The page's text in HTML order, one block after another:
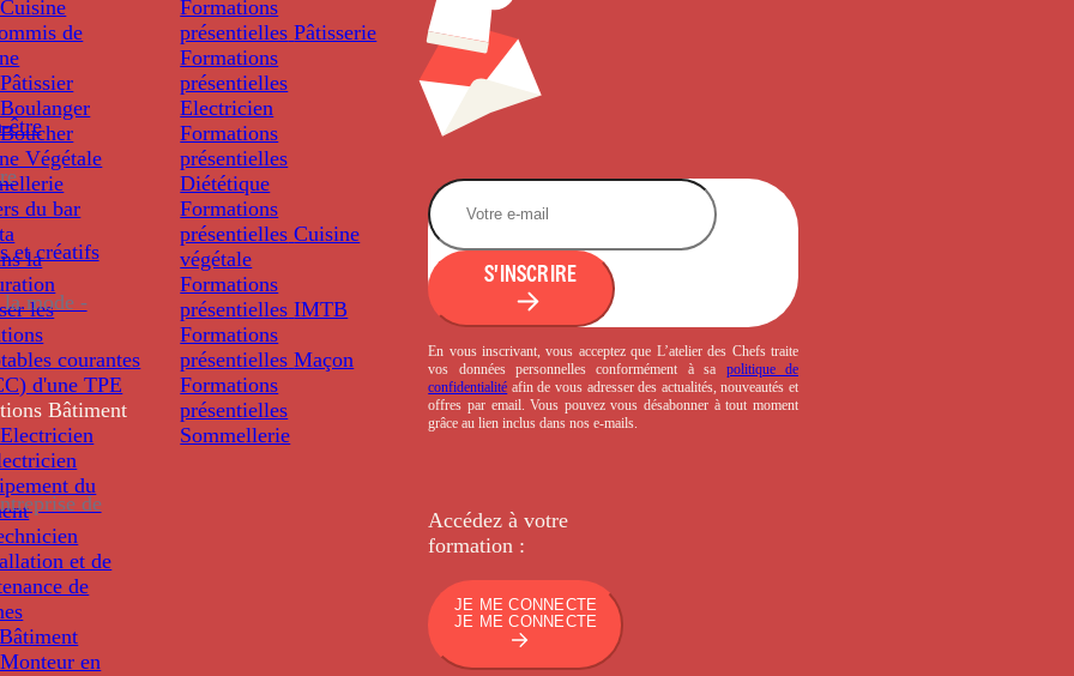
être
et créatifs
mode -
de
de
Végétale
du bar
la
les
courantes
d'une TPE
Bâtiment
du
et de
de
en
Formations
présentielles Pâtisserie
Formations
présentielles
Electricien
Formations
présentielles
Diététique
Formations
présentielles Cuisine
végétale
Formations
présentielles IMTB
Formations
présentielles Maçon
Formations
présentielles
Sommellerie
S'INSCRIRE
En vous inscrivant, vous acceptez que L’atelier des Chefs traite
vos données personnelles conformément à sa politique de
confidentialité afin de vous adresser des actualités, nouveautés et
offres par email. Vous pouvez vous désabonner à tout moment
grâce au lien inclus dans nos e-mails.
Accédez à votre
formation :
JE ME CONNECTE
JE ME CONNECTE